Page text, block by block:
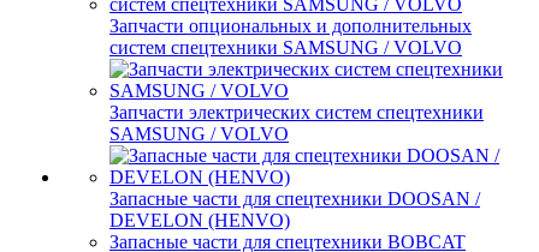
Запчасти опциональных и дополнительных
систем спецтехники SAMSUNG / VOLVO
Запчасти электрических систем спецтехники
SAMSUNG / VOLVO
Запасные части для спецтехники DOOSAN /
DEVELON (HENVO)
Запасные части для спецтехники BOBCAT